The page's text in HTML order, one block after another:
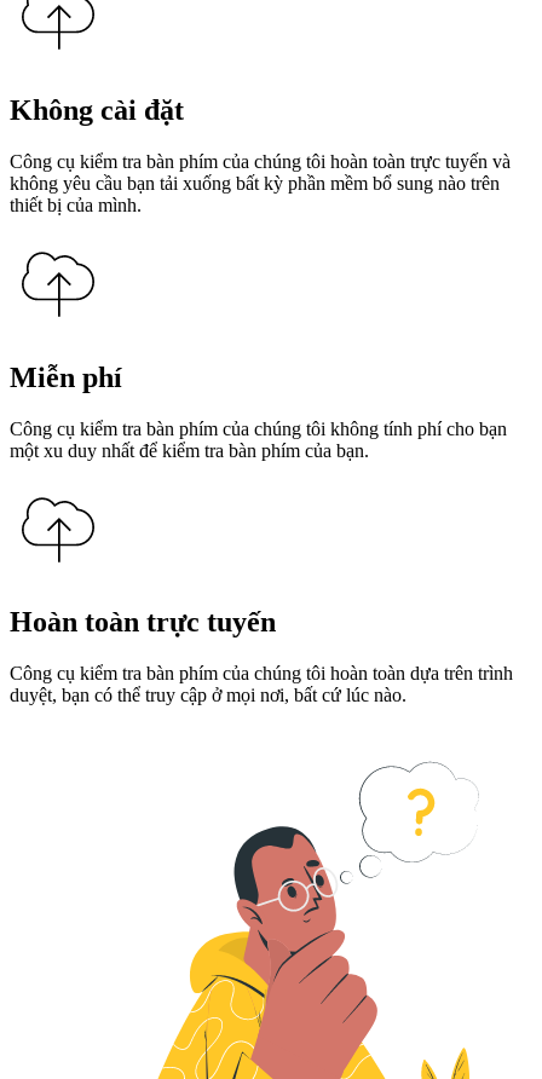
Không cài đặt
Công cụ kiểm tra bàn phím của chúng tôi hoàn toàn trực tuyến và
không yêu cầu bạn tải xuống bất kỳ phần mềm bổ sung nào trên
thiết bị của mình.
Miễn phí
Công cụ kiểm tra bàn phím của chúng tôi không tính phí cho bạn
một xu duy nhất để kiểm tra bàn phím của bạn.
Hoàn toàn trực tuyến
Công cụ kiểm tra bàn phím của chúng tôi hoàn toàn dựa trên trình
duyệt, bạn có thể truy cập ở mọi nơi, bất cứ lúc nào.